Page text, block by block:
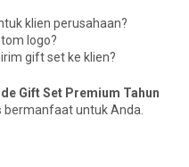
klien perusahaan?
logo?
gift set ke klien?
Gift Set Premium Tahun
bermanfaat untuk Anda.